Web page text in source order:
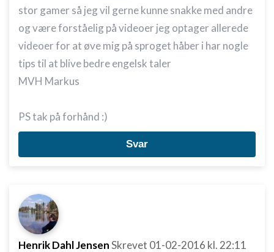
stor gamer så jeg vil gerne kunne snakke med andre
og være forståelig på videoer jeg optager allerede
videoer for at øve mig på sproget håber i har nogle
tips til at blive bedre engelsk taler
MVH Markus
PS tak på forhånd :)
Svar
Henrik Dahl JensenSkrevet 01-02-2016 kl. 22:11